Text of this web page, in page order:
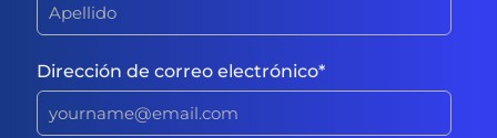
Dirección de correo electrónico*